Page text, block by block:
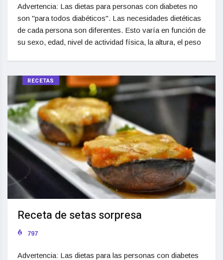
Advertencia: Las dietas para personas con diabetes no
son "para todos diabéticos". Las necesidades dietéticas
de cada persona son diferentes. Esto varía en función de
su sexo, edad, nivel de actividad física, la altura, el peso
RECETAS
Receta de setas sorpresa
797
Advertencia: Las dietas para las personas con diabetes